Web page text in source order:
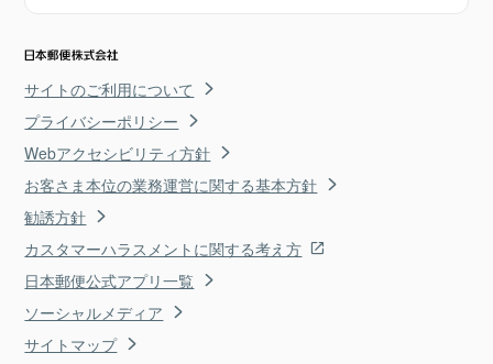
サイトのご利用について
プライバシーポリシー
Webアクセシビリティ方針
お客さま本位の業務運営に関する基本方針
勧誘方針
カスタマーハラスメントに関する考え方
日本郵便公式アプリ一覧
ソーシャルメディア
サイトマップ